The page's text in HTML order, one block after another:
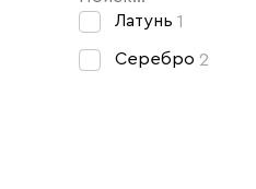
Латунь 1
Серебро 2